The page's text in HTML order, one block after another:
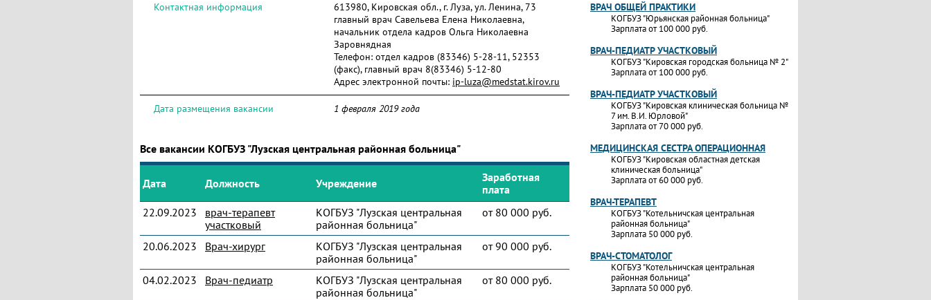
Контактная информация
613980, Кировская обл., г. Луза, ул. Ленина, 73
главный врач Савельева Елена Николаевна,
начальник отдела кадров Ольга Николаевна
Заровнядная
Телефон: отдел кадров (83346) 5-28-11, 52353
(факс), главный врач 8(83346) 5-12-80
Адрес электронной почты: ip-luza@medstat.kirov.ru
Дата размещения вакансии 1 февраля 2019 года
Все вакансии КОГБУЗ "Лузская центральная районная больница"
Дата Должность Учреждение
Заработная
плата
22.09.2023
врач-терапевт
участковый
КОГБУЗ "Лузская центральная
районная больница"
от 80 000 руб.
20.06.2023 Врач-хирург
КОГБУЗ "Лузская центральная
районная больница"
от 90 000 руб.
04.02.2023 Врач-педиатр
КОГБУЗ "Лузская центральная
районная больница"
от 80 000 руб.
ВРАЧ ОБЩЕЙ ПРАКТИКИ
КОГБУЗ "Юрьянская районная больница"
Зарплата от 100 000 руб.
ВРАЧ-ПЕДИАТР УЧАСТКОВЫЙ
КОГБУЗ "Кировская городская больница № 2"
Зарплата от 100 000 руб.
ВРАЧ-ПЕДИАТР УЧАСТКОВЫЙ
КОГБУЗ "Кировская клиническая больница №
7 им. В.И. Юрловой"
Зарплата от 70 000 руб.
МЕДИЦИНСКАЯ СЕСТРА ОПЕРАЦИОННАЯ
КОГБУЗ "Кировская областная детская
клиническая больница"
Зарплата от 60 000 руб.
ВРАЧ-ТЕРАПЕВТ
КОГБУЗ "Котельничская центральная
районная больница"
Зарплата 50 000 руб.
ВРАЧ-СТОМАТОЛОГ
КОГБУЗ "Котельничская центральная
районная больница"
Зарплата 50 000 руб.